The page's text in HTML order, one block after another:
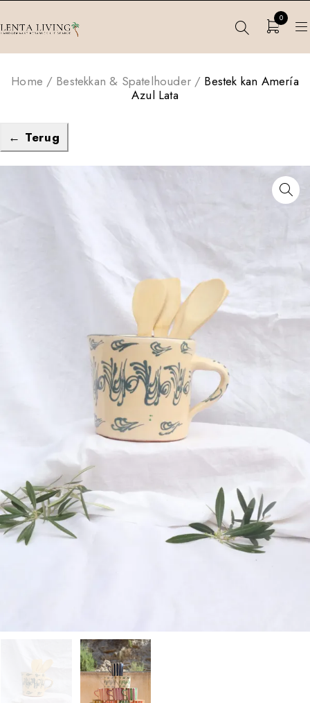
0
Home / Bestekkan & Spatelhouder / Bestek kan Amería
Azul Lata
← Terug